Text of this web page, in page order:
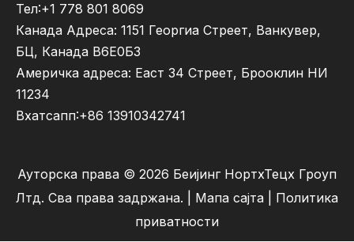
Тел:+1 778 801 8069
Канада Адреса: 1151 Георгиа Стреет, Ванкувер,
БЦ, Канада В6Е0Б3
Америчка адреса: Еаст 34 Стреет, Брооклин НИ
11234
Вхатсапп:+86 13910342741
Ауторска права © 2026 Беијинг НортхТецх Гроуп
Лтд. Сва права задржана. | Мапа сајта
Политика
приватности